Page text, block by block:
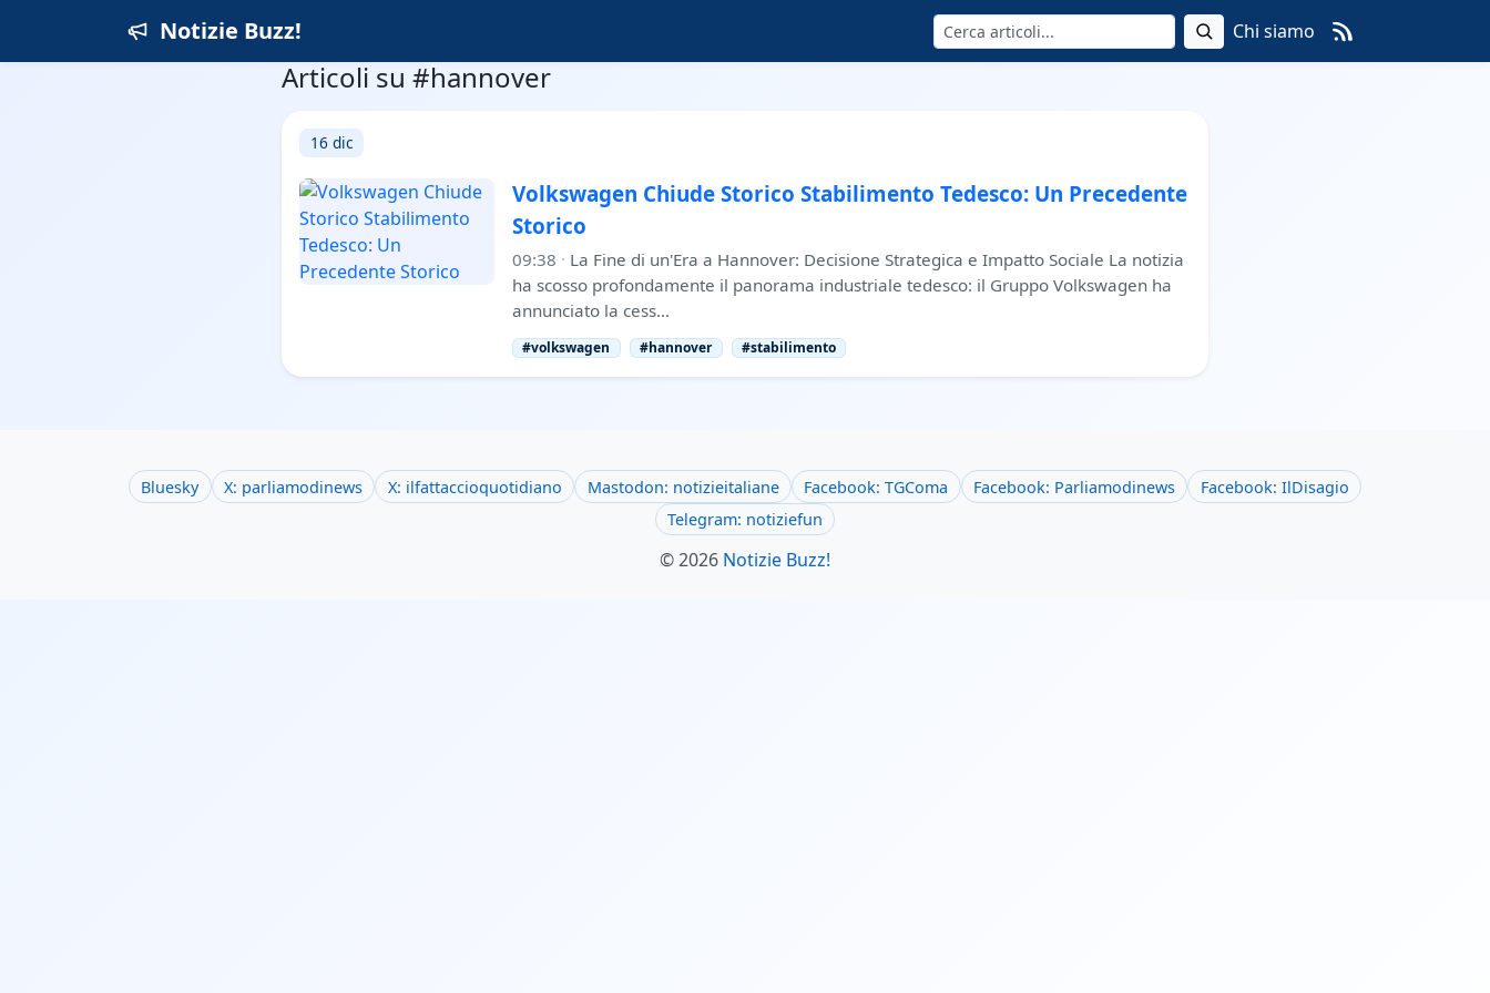
Notizie Buzz! Cerca Chi siamo
Articoli su #hannover
16 dic
Volkswagen Chiude Storico Stabilimento Tedesco: Un Precedente
Storico
09:38 · La Fine di un'Era a Hannover: Decisione Strategica e Impatto Sociale La notizia
ha scosso profondamente il panorama industriale tedesco: il Gruppo Volkswagen ha
annunciato la cess…
#volkswagen #hannover #stabilimento
Bluesky X: parliamodinews X: ilfattaccioquotidiano Mastodon: notizieitaliane Facebook: TGComa Facebook: Parliamodinews
Facebook: IlDisagio
Telegram: notiziefun
© 2026 Notizie Buzz!